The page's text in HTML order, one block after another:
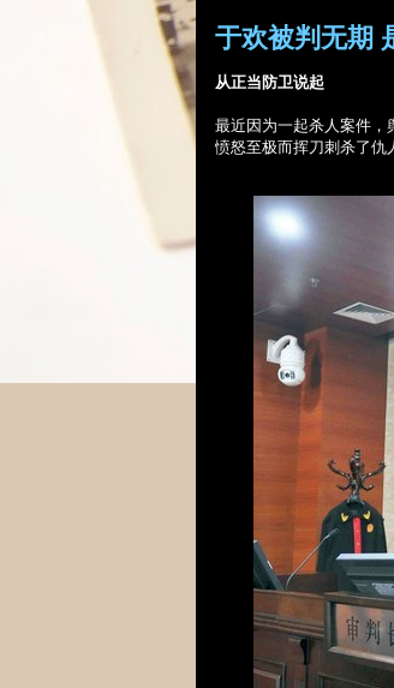
于欢被判无期
从正当防卫说起
最近因 为一起杀人案件，
愤怒至极而挥刀刺杀了仇